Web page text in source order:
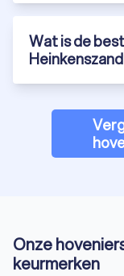
Wat is de
Onze
keurmerken